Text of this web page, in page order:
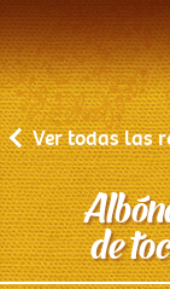
Ver todas las
de